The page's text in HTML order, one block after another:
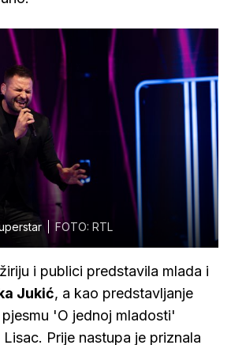
FOTO: RTL
i publici predstavila mlada i
Jukić, a kao predstavljanje
'O jednoj mladosti'
Prije nastupa je priznala